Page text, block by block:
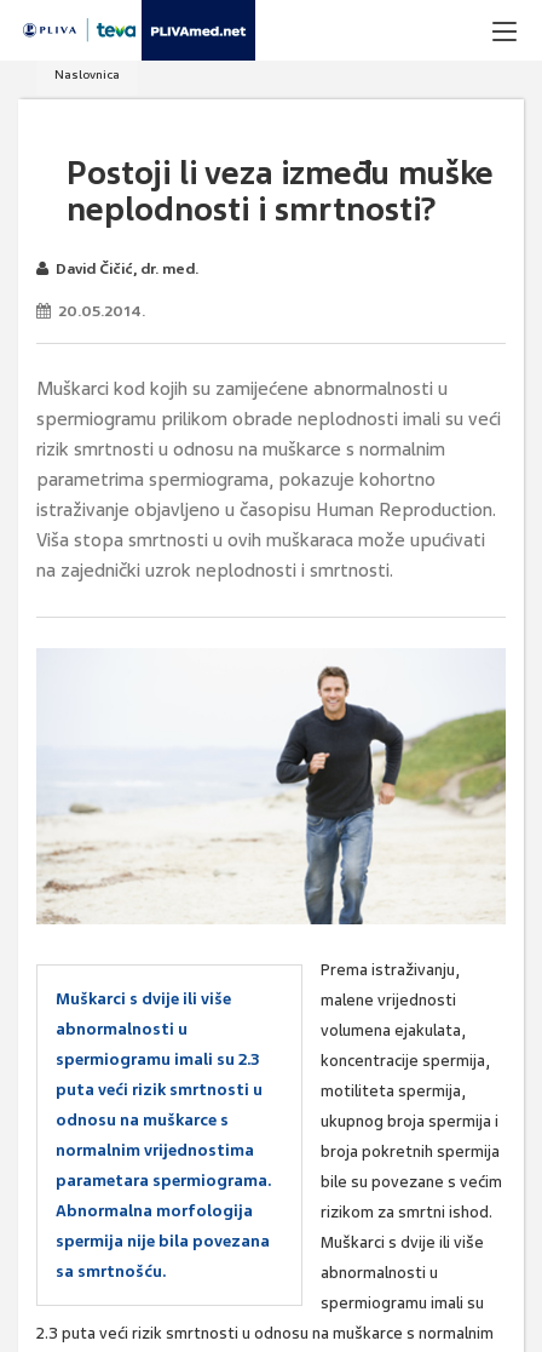
Naslovnica
Postoji li veza između muške
neplodnosti i smrtnosti?
David Čičić, dr. med.
20.05.2014.
Muškarci kod kojih su zamijećene abnormalnosti u
spermiogramu prilikom obrade neplodnosti imali su veći
rizik smrtnosti u odnosu na muškarce s normalnim
parametrima spermiograma, pokazuje kohortno
istraživanje objavljeno u časopisu Human Reproduction.
Viša stopa smrtnosti u ovih muškaraca može upućivati
na zajednički uzrok neplodnosti i smrtnosti.
Muškarci s dvije ili više
abnormalnosti u
spermiogramu imali su 2.3
puta veći rizik smrtnosti u
odnosu na muškarce s
normalnim vrijednostima
parametara spermiograma.
Abnormalna morfologija
spermija nije bila povezana
sa smrtnošću.
Prema istraživanju,
malene vrijednosti
volumena ejakulata,
koncentracije spermija,
motiliteta spermija,
ukupnog broja spermija i
broja pokretnih spermija
bile su povezane s većim
rizikom za smrtni ishod.
Muškarci s dvije ili više
abnormalnosti u
spermiogramu imali su
2.3 puta veći rizik smrtnosti u odnosu na muškarce s normalnim